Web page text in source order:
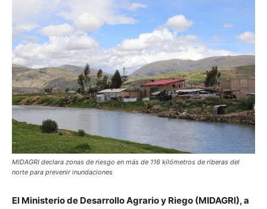
MIDAGRI declara zonas de riesgo en más de 116 kilómetros de riberas del
norte para prevenir inundaciones
El Ministerio de Desarrollo Agrario y Riego (MIDAGRI), a